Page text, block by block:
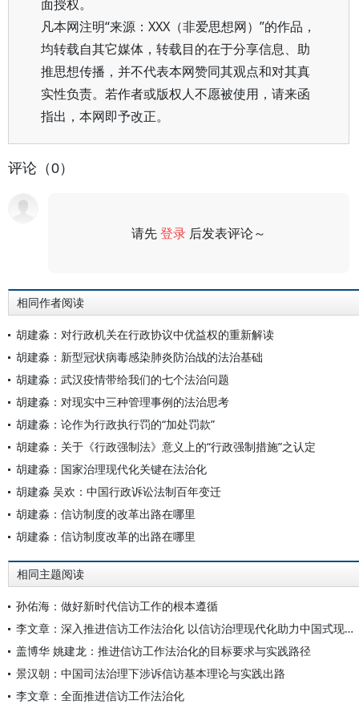
面授权。
凡本网注明“来源：XXX（非爱思想网）”的作品，
均转载自其它媒体，转载目的在于分享信息、助
推思想传播，并不代表本网赞同其观点和对其真
实性负责。若作者或版权人不愿被使用，请来函
指出，本网即予改正。
评论（0）
请先登录 后发表评论～
相同作者阅读
胡建淼：对行政机关在行政协议中优益权的重新解读
胡建淼：新型冠状病毒感染肺炎防治战的法治基础
胡建淼：武汉疫情带给我们的七个法治问题
胡建淼：对现实中三种管理事例的法治思考
胡建淼：论作为行政执行罚的“加处罚款”
胡建淼：关于《行政强制法》意义上的“行政强制措施”之认定
胡建淼：国家治理现代化关键在法治化
胡建淼 吴欢：中国行政诉讼法制百年变迁
胡建淼：信访制度的改革出路在哪里
胡建淼：信访制度改革的出路在哪里
相同主题阅读
孙佑海：做好新时代信访工作的根本遵循
李文章：深入推进信访工作法治化 以信访治理现代化助力中国式现代化
盖博华 姚建龙：推进信访工作法治化的目标要求与实践路径
景汉朝：中国司法治理下涉诉信访基本理论与实践出路
李文章：全面推进信访工作法治化